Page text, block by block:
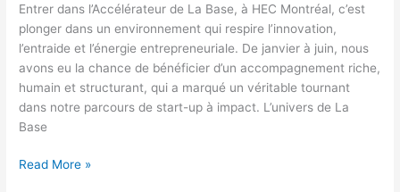
Entrer dans l’Accélérateur de La Base, à HEC Montréal, c’est
plonger dans un environnement qui respire l’innovation,
l’entraide et l’énergie entrepreneuriale. De janvier à juin, nous
avons eu la chance de bénéficier d’un accompagnement riche,
humain et structurant, qui a marqué un véritable tournant
dans notre parcours de start-up à impact. L’univers de La
Base
Read More »